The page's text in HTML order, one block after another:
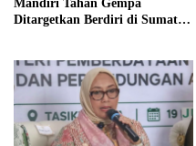
Mandiri Tahan Gempa
Ditargetkan Berdiri di Sumatra